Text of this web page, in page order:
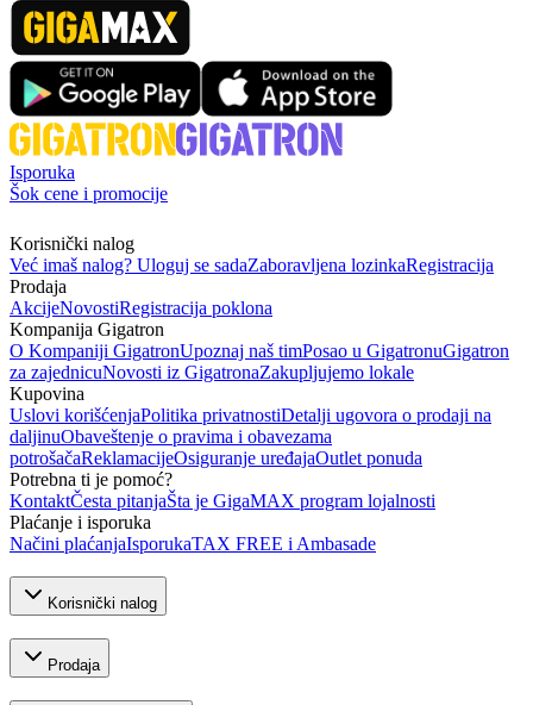
Isporuka
Šok cene i promocije
Korisnički nalog
Već imaš nalog? Uloguj se sadaZaboravljena lozinkaRegistracija
Prodaja
AkcijeNovostiRegistracija poklona
Kompanija Gigatron
O Kompaniji GigatronUpoznaj naš timPosao u GigatronuGigatron
za zajednicuNovosti iz GigatronaZakupljujemo lokale
Kupovina
Uslovi korišćenjaPolitika privatnostiDetalji ugovora o prodaji na
daljinuObaveštenje o pravima i obavezama
potrošačaReklamacijeOsiguranje uređajaOutlet ponuda
Potrebna ti je pomoć?
KontaktČesta pitanjaŠta je GigaMAX program lojalnosti
Plaćanje i isporuka
Načini plaćanjaIsporukaTAX FREE i Ambasade
Korisnički nalog
Prodaja